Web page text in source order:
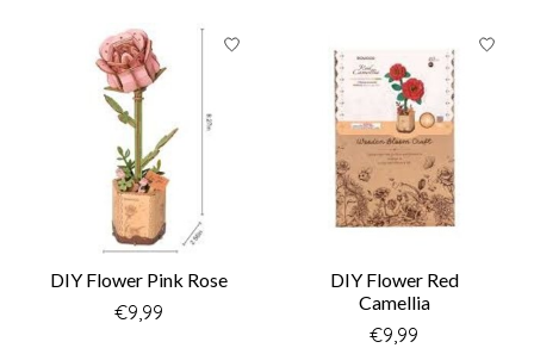
DIY Flower Pink Rose
€9,99
DIY Flower Red
Camellia
€9,99